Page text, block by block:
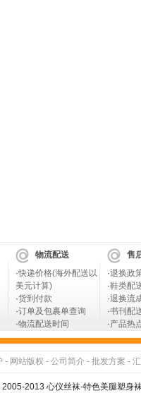
物流配送
·快递价格(海外配送以
美元计算)
·货到付款
·订单及包裹单查询
·物流配送时间
售
·退换政
·鞋类配
·退换流
·书刊配
·产品热
- 网站版权 - 公司简介 - 批发方案 -
2013 心仪丝袜-特色美腿塑身